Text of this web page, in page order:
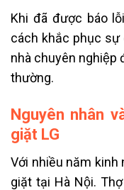
Khi đã được báo
cách khắc phục
nhà chuyên nghiệp
thường.
Nguyên nhân
giặt LG
Với nhiều năm
giặt tại Hà Nội.